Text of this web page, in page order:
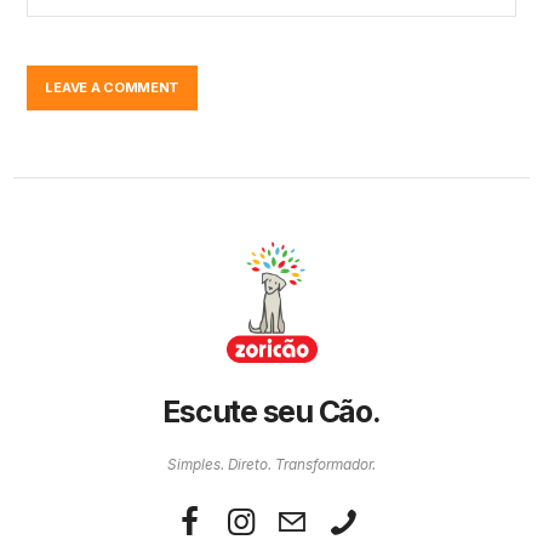
Escute seu Cão.
Simples. Direto. Transformador.